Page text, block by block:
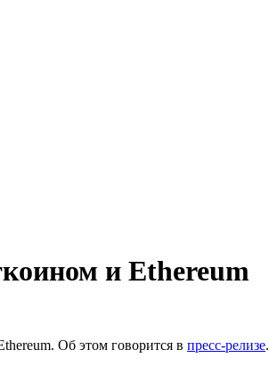
и Ethereum
Об этом говорится в пресс-релизе.